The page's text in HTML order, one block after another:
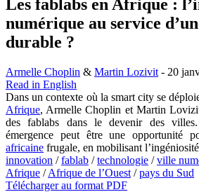
Les fablabs en Afrique :
numérique au service
durable ?
Armelle Choplin & Martin Lozivit - 20
Read in English
Dans un contexte où la smart city se
Afrique, Armelle Choplin et Martin
des fablabs dans le devenir des
émergence peut être une opportunité
africaine frugale, en mobilisant
innovation /fablab /technologie /ville
Afrique /Afrique de l’Ouest /pays du Sud
Télécharger au format PDF